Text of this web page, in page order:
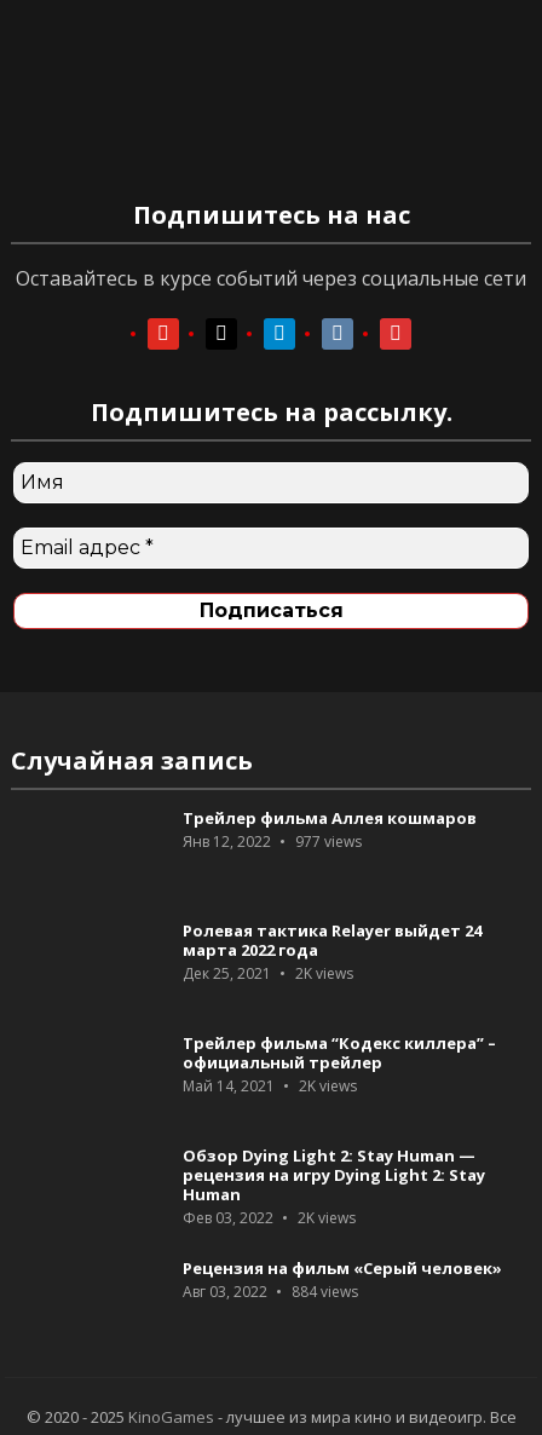
Подпишитесь на нас
Оставайтесь в курсе событий через социальные сети
youtubeyoutubetelegramvkontaktevkontakte
Подпишитесь на рассылку.
Случайная запись
Трейлер фильма Аллея кошмаров
Янв 12, 2022 977 views
Ролевая тактика Relayer выйдет 24
марта 2022 года
Дек 25, 2021 2Kviews
Трейлер фильма “Кодекс киллера” –
официальный трейлер
Май 14, 2021 2Kviews
Обзор Dying Light 2: Stay Human —
рецензия на игру Dying Light 2: Stay
Human
Фев 03, 2022 2Kviews
Рецензия на фильм «Серый человек»
Авг 03, 2022 884views
© 2020 - 2025 KinoGames - лучшее из мира кино и видеоигр. Все